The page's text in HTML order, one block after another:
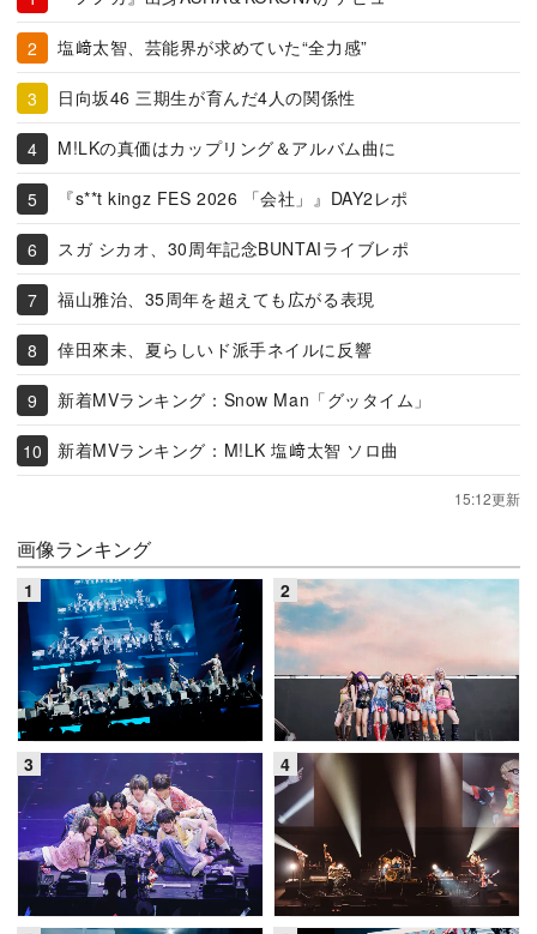
塩﨑太智、芸能界が求めていた“全力感”
日向坂46 三期生が育んだ4人の関係性
M!LKの真価はカップリング＆アルバム曲に
『s**t kingz FES 2026 「会社」』DAY2レポ
スガ シカオ、30周年記念BUNTAIライブレポ
福山雅治、35周年を超えても広がる表現
倖田來未、夏らしいド派手ネイルに反響
新着MVランキング：Snow Man「グッタイム」
新着MVランキング：M!LK 塩﨑太智 ソロ曲
15:12更新
画像ランキング